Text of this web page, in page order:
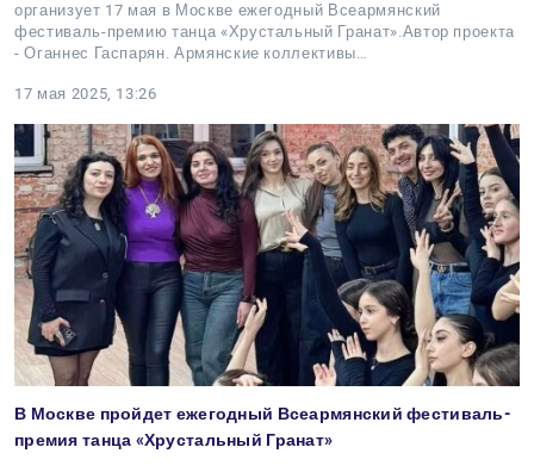
организует 17 мая в Москве ежегодный Всеармянский
фестиваль-премию танца «Хрустальный Гранат».Автор проекта
- Оганнес Гаспарян. Армянские коллективы…
17 мая 2025, 13:26
В Москве пройдет ежегодный Всеармянский фестиваль-
премия танца «Хрустальный Гранат»